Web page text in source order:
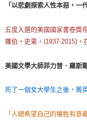
「以悲劇探索人性本惡，一
五度入選的美國國家書卷獎
羅伯‧史東，(1937-2015)，
美國文學大師菲力普．羅斯
死了一個女大學生之後，菁
「人總希望自己的犧牲有意